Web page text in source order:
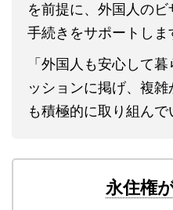
を前提に、外国人の
手続きをサポートしま
「外国人も安心して
ッションに掲げ、複
も積極的に取り組んで
永住権